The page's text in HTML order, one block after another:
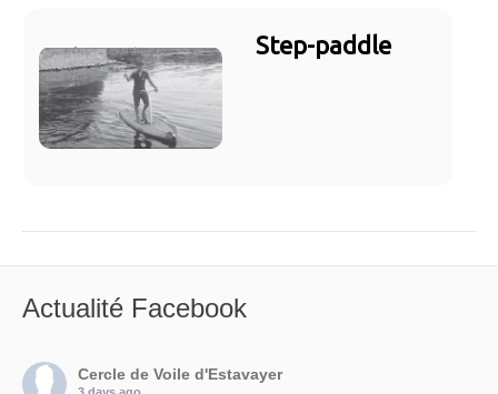
Step-paddle
Actualité Facebook
Cercle de Voile d'Estavayer